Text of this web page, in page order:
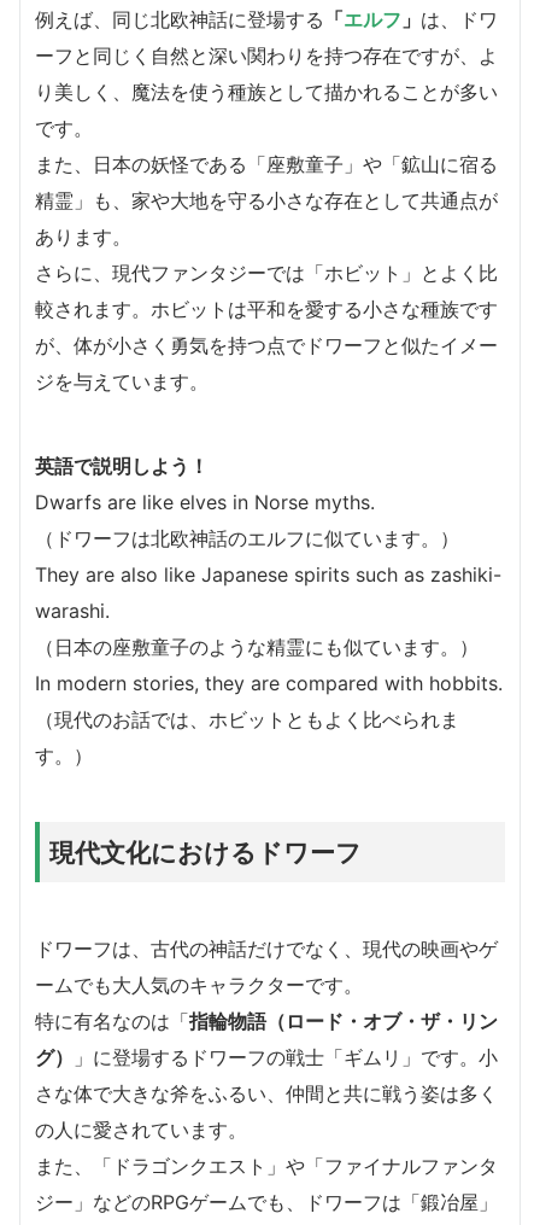
例えば、同じ北欧神話に登場する 「エルフ 」 は、ドワ
ーフと同じく自然と深い関わりを持つ存在ですが、よ
り美しく、魔法を使う種族として描かれることが多い
です。
また、日本の妖怪である「座敷童子」や「鉱山に宿る
精霊」も、家や大地を守る小さな存在として共通点が
あります。
さらに、現代ファンタジーでは「ホビット」とよく比
較されます。ホビットは平和を愛する小さな種族です
が、体が小さく勇気を持つ点でドワーフと似たイメー
ジを与えています。
英語で説明しよう！
Dwarfs are like elves in Norse myths.
（ドワーフは北欧神話のエルフに似ています。）
They are also like Japanese spirits such as zashiki-
warashi.
（日本の座敷童子のような精霊にも似ています。）
In modern stories, they are compared with hobbits.
（現代のお話では、ホビットともよく比べられま
す。）
現代文化におけるドワーフ
ドワーフは、古代の神話だけでなく、現代の映画やゲ
ームでも大人気のキャラクターです。
特に有名なのは「指輪物語（ロード・オブ・ザ・リン
グ）
」に登場するドワーフの戦士「ギムリ」です。小
さな体で大きな斧をふるい、仲間と共に戦う姿は多く
の人に愛されています。
また、「ドラゴンクエスト」や「ファイナルファンタ
ジー」などのRPGゲームでも、ドワーフは「鍛冶屋」